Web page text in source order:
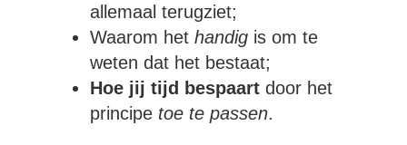
allemaal terugziet;
Waarom het handig is om te
weten dat het bestaat;
Hoe jij tijd bespaart door het
principe toe te passen.